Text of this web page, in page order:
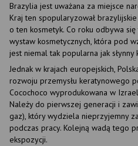
Brazylia jest uważana za miejsce
Kraj ten spopularyzował
o ten kosmetyk. Co roku odbywa
wystaw kosmetycznych, która pod
jest niemal tak popularna jak słynny
Jednak w krajach europejskich,
rozwoju przemysłu keratynowego
Cocochoco wyprodukowana w
Należy do pierwszej generacji i
gaz), który wydziela nieprzyjemny
podczas pracy. Kolejną wadą tego
ekspozycji.